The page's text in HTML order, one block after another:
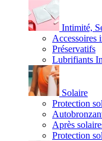
Intimité,
Accessoires
Préservatifs
Lubrifiants
Solaire
Protection
Après
Protection